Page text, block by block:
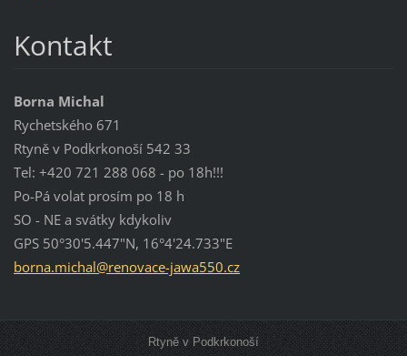
Kontakt
Borna Michal
Rychetského 671
Rtyně v Podkrkonoší 542 33
Tel: +420 721 288 068 - po 18h!!!
Po-Pá volat prosím po 18 h
SO - NE a svátky kdykoliv
GPS 50°30'5.447"N, 16°4'24.733"E
borna.michal@renovace-jawa550.cz
Rtyně v Podkrkonoší